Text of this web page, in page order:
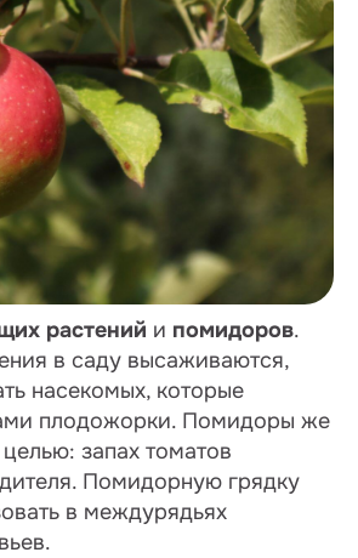
растений и помидоров.
в саду высаживаются,
насекомых, которые
плодожорки. Помидоры же
запах томатов
Помидорную грядку
в междурядьях